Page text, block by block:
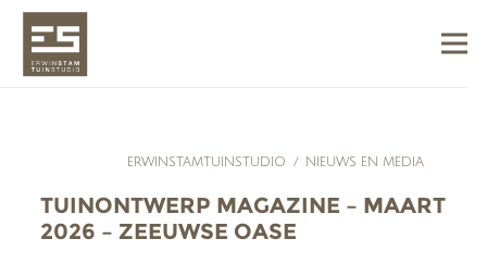
ERWINSTAMTUINSTUDIO / NIEUWS EN MEDIA
TUINONTWERP MAGAZINE – MAART
2026 – ZEEUWSE OASE